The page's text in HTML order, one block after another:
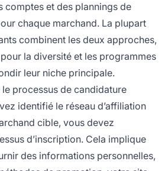
comptes et des plannings de
chaque marchand. La plupart
combinent les deux approches,
la diversité et les programmes
leur niche principale.
processus de candidature
identifié le réseau d’affiliation
cible, vous devez
d’inscription. Cela implique
des informations personnelles,